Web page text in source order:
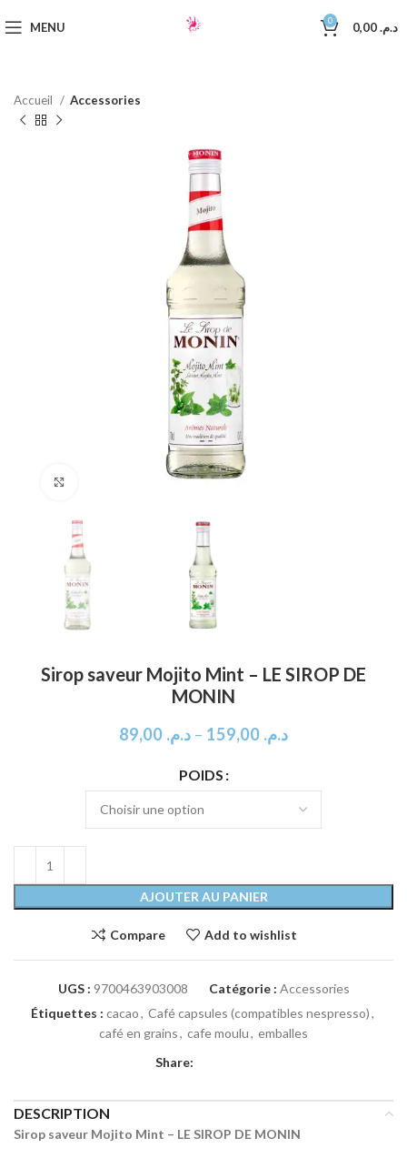
MENU 0 د.م.
Accueil Accessories
Sirop saveur Mojito Mint – LE SIROP DE
MONIN
د.م. – د.م.
POIDS
AJOUTER AU PANIER
Compare Add to wishlist
UGS : 9700463903008 Catégorie : Accessories
Étiquettes : cacao, Café capsules (compatibles nespresso),
café en grains, cafe moulu, emballes
Share:
DESCRIPTION
Sirop saveur Mojito Mint – LE SIROP DE MONIN